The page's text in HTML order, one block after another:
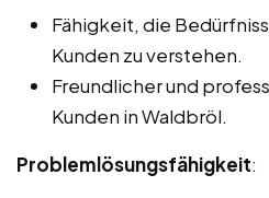
Fähigkeit, die
Kunden zu verstehen.
Freundlicher und
Kunden in Waldbröl.
Problemlösungsfähigkeit: